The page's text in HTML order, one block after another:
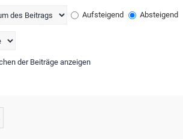
Aufsteigend Absteigend
der Beiträge anzeigen